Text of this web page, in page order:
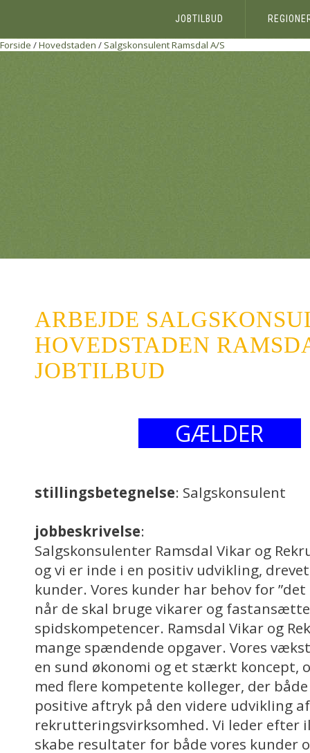
JOBTILBUD
Forside /Hovedstaden / SalgskonsulentRamsdal A/S
ARBEJDE
HOVEDSTADEN
JOBTILBUD
GÆLDER
stillingsbetegnelse: Salgskonsulent
jobbeskrivelse:
Salgskonsulenter Ramsdal Vikar og
og vi er inde i en positiv udvikling,
kunder. Vores kunder har behov for
når de skal bruge vikarer og
spidskompetencer. Ramsdal Vikar og
mange spændende opgaver. Vores
en sund økonomi og et stærkt koncept,
med flere kompetente kolleger, der
positive aftryk på den videre udvikling
rekrutteringsvirksomhed. Vi leder efter
skabe resultater for både vores kunder